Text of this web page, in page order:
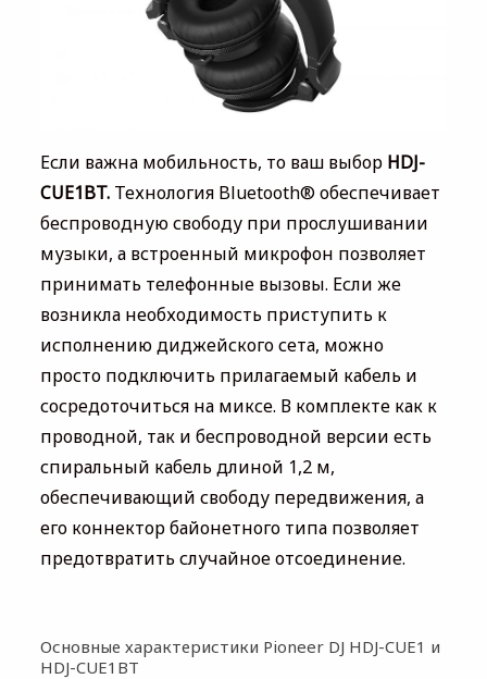
Если важна мобильность, то ваш выбор HDJ-
CUE1BT. Технология Bluetooth® обеспечивает
беспроводную свободу при прослушивании
музыки, а встроенный микрофон позволяет
принимать телефонные вызовы. Если же
возникла необходимость приступить к
исполнению диджейского сета, можно
просто подключить прилагаемый кабель и
сосредоточиться на миксе. В комплекте как к
проводной, так и беспроводной версии есть
спиральный кабель длиной 1,2 м,
обеспечивающий свободу передвижения, а
его коннектор байонетного типа позволяет
предотвратить случайное отсоединение.
Основные характеристики Pioneer DJ HDJ-CUE1 и
HDJ-CUE1BT